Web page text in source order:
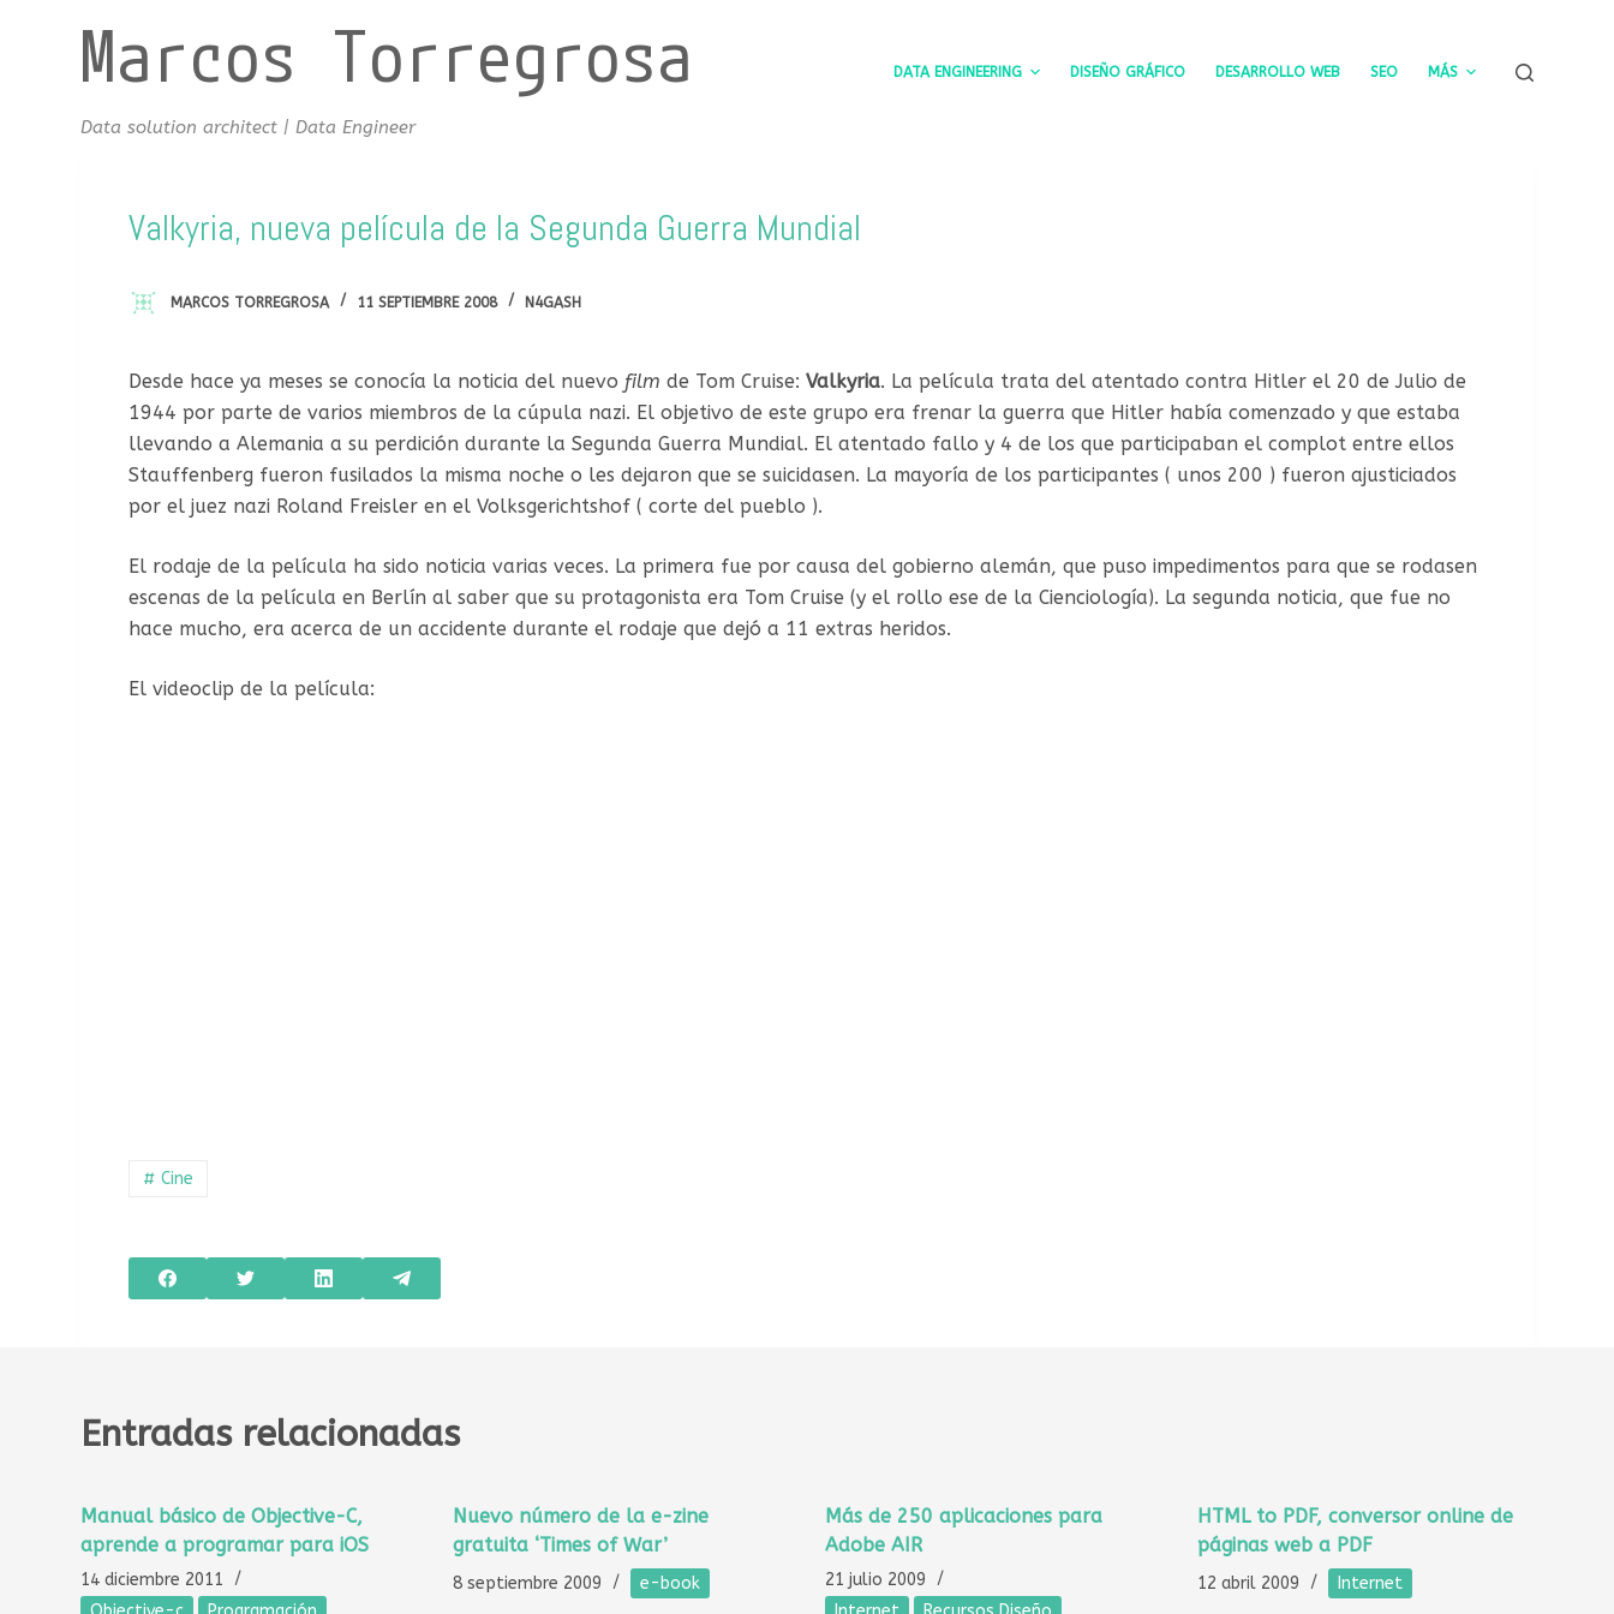
Marcos Torregrosa
Data solution architect | Data Engineer
DATA ENGINEERING DISEÑO GRÁFICO DESARROLLO WEB SEO MÁS
Valkyria, nueva película de la Segunda Guerra Mundial
MARCOS TORREGROSA 11 SEPTIEMBRE 2008 N4GASH
Desde hace ya meses se conocía la noticia del nuevo filmde Tom Cruise:Valkyria. La película trata del atentado contra Hitler el 20 de Julio de
1944 por parte de varios miembros de la cúpula nazi. El objetivo de este grupo era frenar la guerra que Hitler había comenzado y que estaba
llevando a Alemania a su perdición durante la Segunda Guerra Mundial. El atentado fallo y 4 de los que participaban el complot entre ellos
Stauffenberg fueron fusilados la misma noche o les dejaron que se suicidasen. La mayoría de los participantes ( unos 200 ) fueron ajusticiados
por el juez nazi Roland Freisler en elVolksgerichtshof ( corte del pueblo ).
El rodaje de la película ha sido noticia varias veces. La primera fue por causa del gobierno alemán, que puso impedimentos para que se rodasen
escenas de la película en Berlín al saber que su protagonista era Tom Cruise (y el rollo ese de la Cienciología). La segunda noticia, que fue no
hace mucho, era acerca de un accidente durante el rodaje que dejó a 11 extras heridos.
El videoclip de la película:
# Cine
Entradas relacionadas
Manual básico de Objective-C,
aprende a programar para iOS
14 diciembre 2011
Nuevo número de la e-zine
gratuita ‘Times of War’
8 septiembre 2009 e-book
Más de 250 aplicaciones para
Adobe AIR
21 julio 2009
HTML to PDF, conversor online de
páginas web a PDF
12 abril 2009 Internet